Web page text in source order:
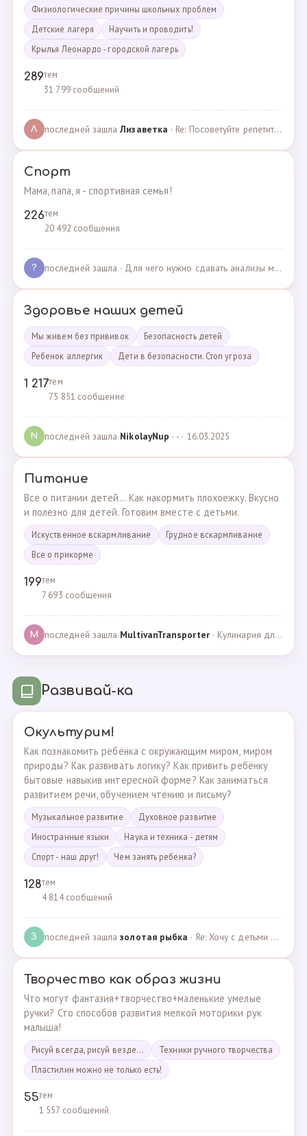
Физиологические причины школьных проблем
Детские лагеря
Научить и проводить!
Крылья Леонардо - городской лагерь
289тем
31 799 сообщений
Л последней зашлаЛизаветка · Re: Посоветуйте репетитора по английскому · 27.11.2024
Спорт
Мама, папа, я - спортивная семья!
226тем
20 492 сообщения
? последней зашла · Для чего нужно сдавать анализы мочи спортсменам? · 03.05.2025
Здоровье наших детей
Мы живем без прививок
Безопасность детей
Ребенок аллергик
Дети в безопасности. Стоп угроза
1 217тем
75 851 сообщение
N последней зашла NikolayNup · - · 16.03.2025
Питание
Все о питании детей... Как накормить плохоежку. Вкусно
и полезно для детей. Готовим вместе с детьми.
Искуственное вскармливание
Грудное вскармливание
Все о прикорме
199тем
7 693 сообщения
M последней зашла MultivanTransporter· Кулинария для более старших · 24.10.2024
Развивай-ка
Окультурим!
Как познакомить ребёнка с окружающим миром, миром
природы? Как развивать логику? Как привить ребёнку
бытовые навыкив интересной форме? Как заниматься
развитием речи, обучением чтению и письму?
Музыкальное развитие
Духовное развитие
Иностранные языки
Наука и техника - детям
Спорт - наш друг!
Чем занять ребенка?
128тем
4 814 сообщений
З последней зашлазолотая рыбка · Re: Хочу с детьми поехать на следующей неделе в Сан… · 19.05.2024
Творчество как образ жизни
Что могут фантазия+творчество+маленькие умелые
ручки? Сто способов развития мелкой моторики рук
малыша!
Рисуй всегда, рисуй везде...
Техники ручного творчества
Пластилин можно не только есть!
55тем
1 557 сообщений